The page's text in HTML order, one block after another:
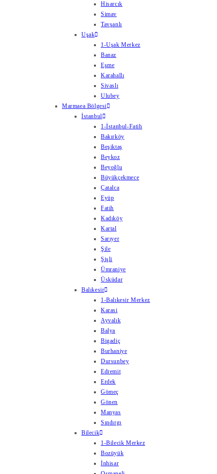
Hisarcık
Simav
Tavşanlı
Uşak
1-Uşak Merkez
Banaz
Eşme
Karahallı
Sivaslı
Ulubey
Marmaea Bölgesi
İstanbul
1-İstanbul-Fatih
Bakırköy
Beşiktaş
Beykoz
Beyoğlu
Büyükçekmece
Çatalca
Eyüp
Fatih
Kadıköy
Kartal
Sarıyer
Şile
Şişli
Ümraniye
Üsküdar
Balıkesir
1-Balıkesir Merkez
Karasi
Ayvalık
Balya
Bigadiç
Burhaniye
Dursunbey
Edremit
Erdek
Gömeç
Gönen
Manyas
Sındırgı
Bilecik
1-Bilecik Merkez
Bozüyük
İnhisar